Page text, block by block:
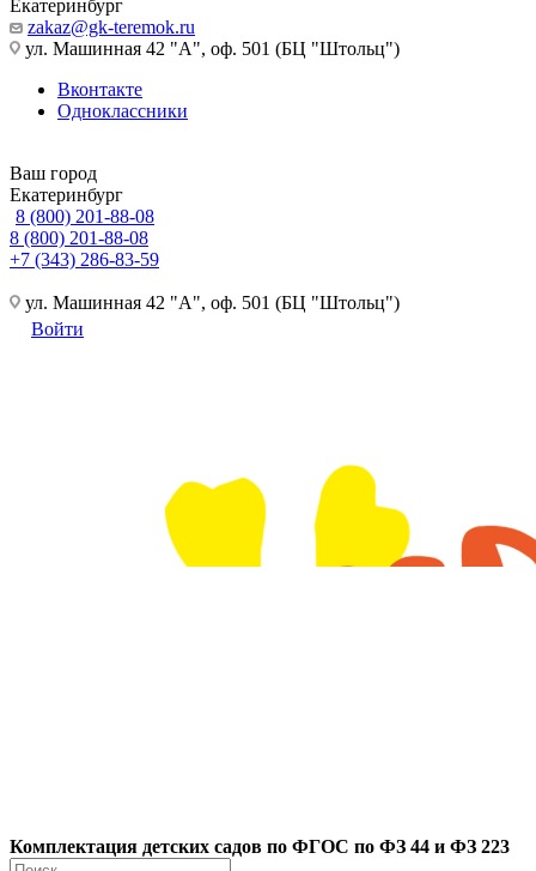
Екатеринбург
zakaz@gk-teremok.ru
ул. Машинная 42 "А", оф. 501 (БЦ "Штольц")
Вконтакте
Одноклассники
Ваш город
Екатеринбург
8 (800) 201-88-08
8 (800) 201-88-08
+7 (343) 286-83-59
ул. Машинная 42 "А", оф. 501 (БЦ "Штольц")
Войти
Комплектация детских садов по ФГОC по ФЗ 44 и ФЗ 223